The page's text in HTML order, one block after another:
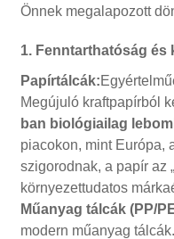
Önnek megalapozott
1. Fenntarthatóság és
Papírtálcák:
Megújuló kraftpapírból
ban biológiailag
piacokon, mint Európa,
szigorodnak, a papír az
környezettudatos
Műanyag tálcák (PP/
modern műanyag